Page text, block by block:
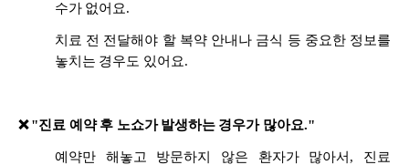
수가 없어요.
치료 전 전달해야 할 복약 안내나 금식 등 중요한 정보를
놓치는 경우도 있어요.
❌ "진료 예약 후 노쇼가 발생하는 경우가 많아요."
예약만 해놓고 방문하지 않은 환자가 많아서, 진료